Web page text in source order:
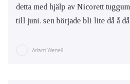
detta med hjälp av Nicorett
till juni. sen började bli lite då å då.
Adam Wenell